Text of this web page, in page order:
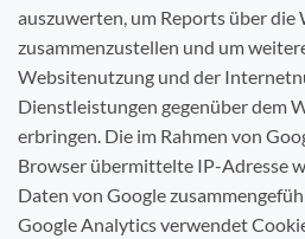
auszuwerten, um Reports über
zusammenzustellen und um
Websitenutzung und der
Dienstleistungen gegenüber dem
erbringen. Die im Rahmen von
Browser übermittelte IP-Adresse
Daten von Google
Google Analytics verwendet